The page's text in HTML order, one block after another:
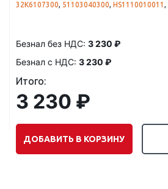
32K6107300, 51103040300, HS1110010011 ,
Безнал без НДС: 3 230 ₽
Безнал с НДС: 3 230 ₽
Итого:
3 230 ₽
ДОБАВИТЬ В КОРЗИНУ